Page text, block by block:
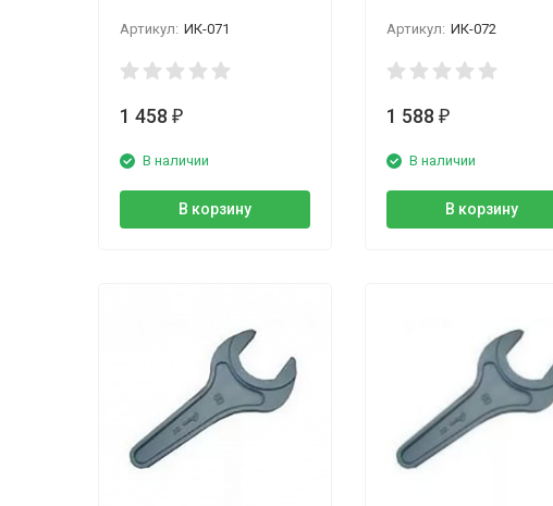
Артикул: ИК-071
1 458 ₽
В наличии
В корзину
Артикул: ИК-072
1 588 ₽
В наличии
В корзину